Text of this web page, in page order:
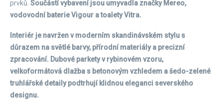
prvků. Součástí vybavení jsou umyvadla značky Mereo,
vodovodní baterie Vigour a toalety Vitra.
Interiér je navržen v moderním skandinávském stylu s
důrazem na světlé barvy, přírodní materiály a precizní
zpracování. Dubové parkety v rybinovém vzoru,
velkoformátová dlažba s betonovým vzhledem a šedo-zelené
truhlářské detaily podtrhují klidnou eleganci severského
designu.